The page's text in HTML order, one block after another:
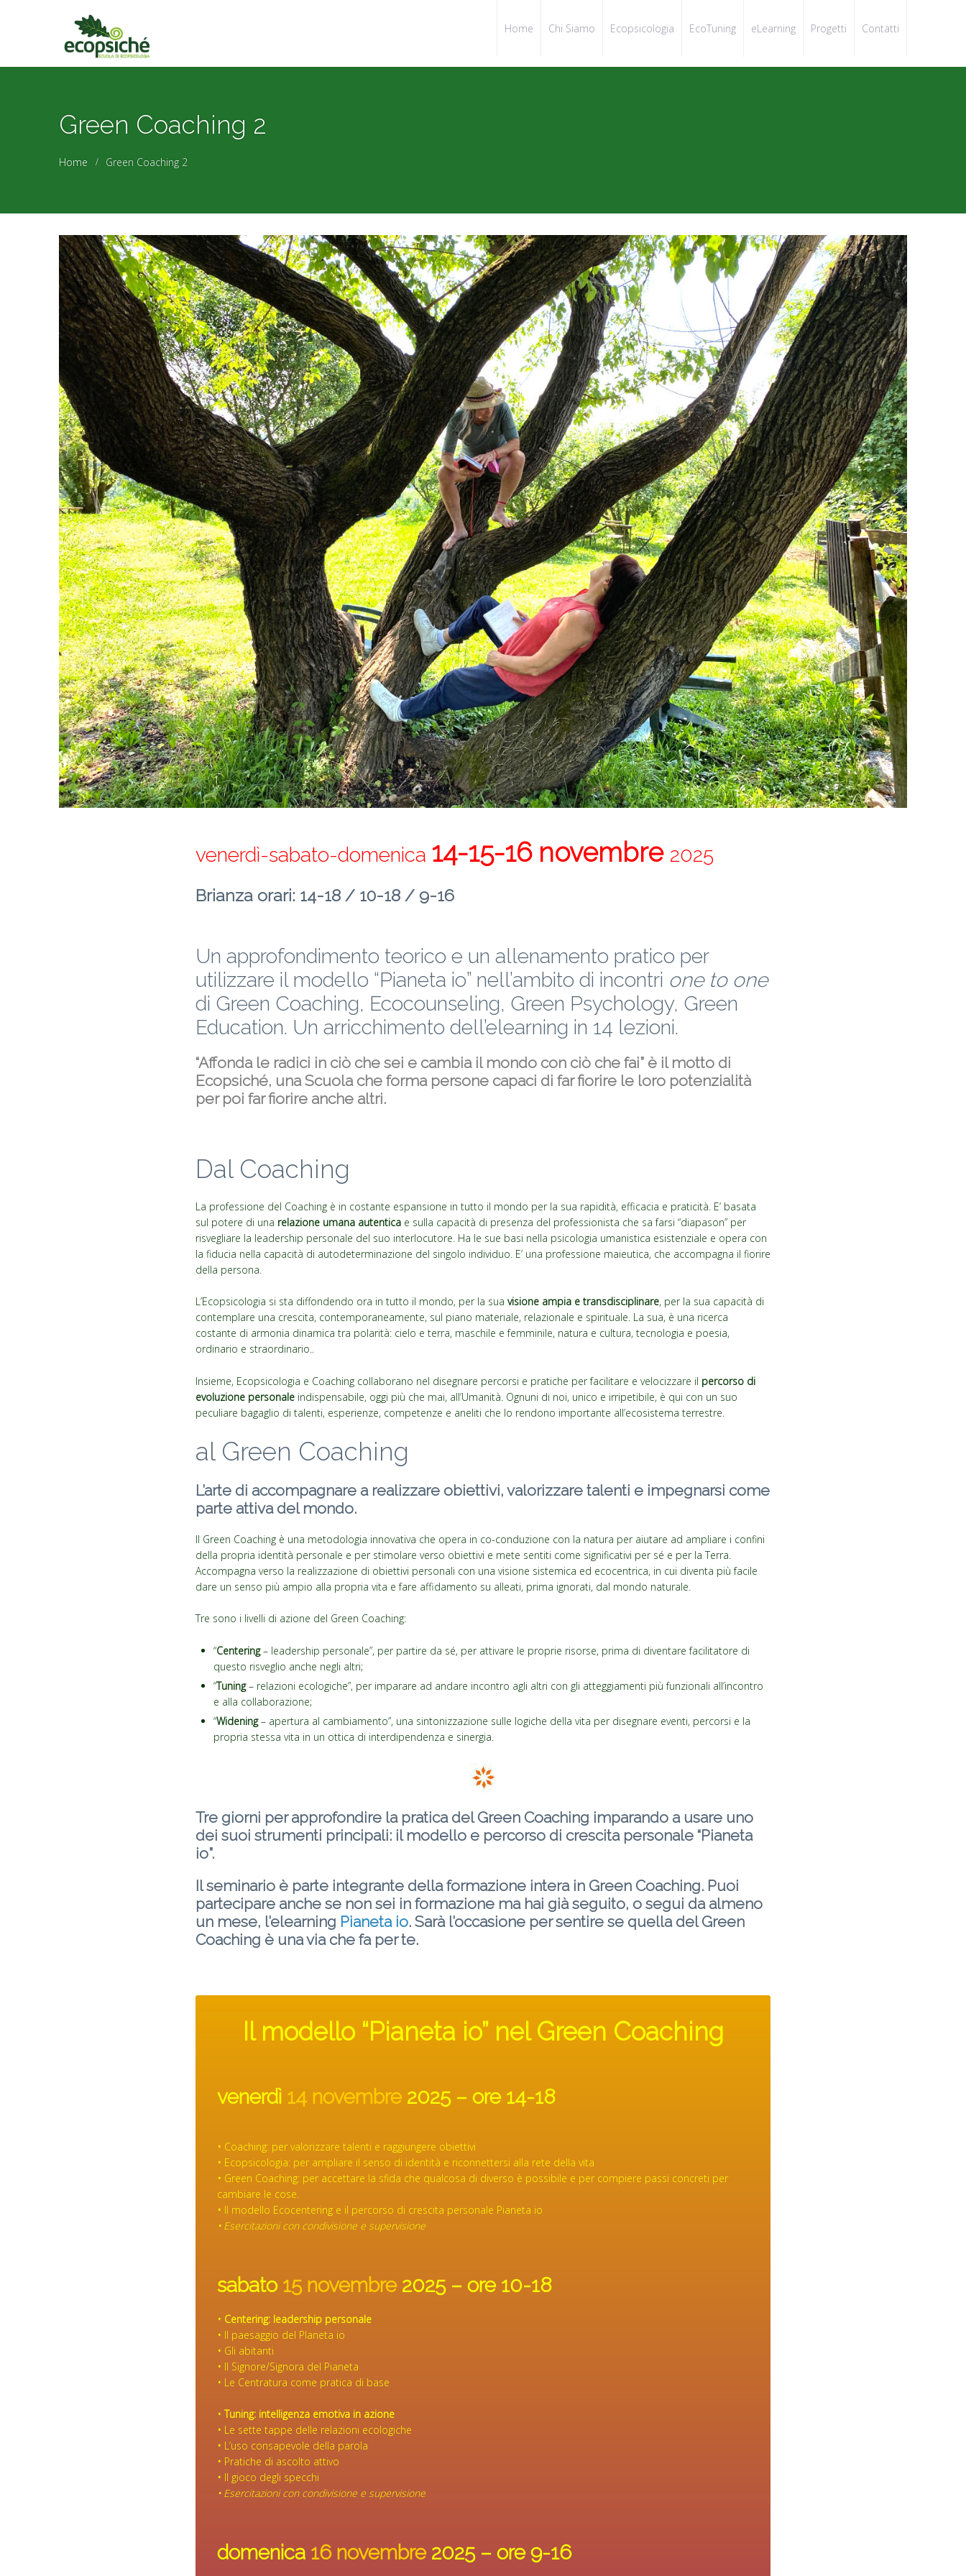
Home Chi Siamo Ecopsicologia EcoTuning eLearning Progetti Contatti
Green Coaching 2
Home Green Coaching 2
venerdì-sabato-domenica 14-15-16 novembre 2025
Brianza orari: 14-18 / 10-18 / 9-16
Un approfondimento teorico e un allenamento pratico per
utilizzare il modello “Pianeta io” nell’ambito di incontri one to one
di Green Coaching, Ecocounseling, Green Psychology, Green
Education. Un arricchimento dell’elearning in 14 lezioni.
“Affonda le radici in ciò che sei e cambia il mondo con ciò che fai” è il motto di
Ecopsiché, una Scuola che forma persone capaci di far fiorire le loro potenzialità
per poi far fiorire anche altri.
Dal Coaching
La professione del Coaching è in costante espansione in tutto il mondo per la sua rapidità, efficacia e praticità. E’ basata
sul potere di una relazione umana autentica e sulla capacità di presenza del professionista che sa farsi “diapason” per
risvegliare la leadership personale del suo interlocutore. Ha le sue basi nella psicologia umanistica esistenziale e opera con
la fiducia nella capacità di autodeterminazione del singolo individuo. E’ una professione maieutica, che accompagna il fiorire
della persona.
L’Ecopsicologia si sta diffondendo ora in tutto il mondo, per la sua visione ampia e transdisciplinare, per la sua capacità di
contemplare una crescita, contemporaneamente, sul piano materiale, relazionale e spirituale. La sua, è una ricerca
costante di armonia dinamica tra polarità: cielo e terra, maschile e femminile, natura e cultura, tecnologia e poesia,
ordinario e straordinario..
Insieme, Ecopsicologia e Coaching collaborano nel disegnare percorsi e pratiche per facilitare e velocizzare il percorso di
evoluzione personale indispensabile, oggi più che mai, all’Umanità. Ognuni di noi, unico e irripetibile, è qui con un suo
peculiare bagaglio di talenti, esperienze, competenze e aneliti che lo rendono importante all’ecosistema terrestre.
al Green Coaching
L’arte di accompagnare a realizzare obiettivi, valorizzare talenti e impegnarsi come
parte attiva del mondo.
Il Green Coaching è una metodologia innovativa che opera in co-conduzione con la natura per aiutare ad ampliare i confini
della propria identità personale e per stimolare verso obiettivi e mete sentiti come significativi per sé e per la Terra.
Accompagna verso la realizzazione di obiettivi personali con una visione sistemica ed ecocentrica, in cui diventa più facile
dare un senso più ampio alla propria vita e fare affidamento su alleati, prima ignorati, dal mondo naturale.
Tre sono i livelli di azione del Green Coaching:
“Centering– leadership personale”, per partire da sé, per attivare le proprie risorse, prima di diventare facilitatore di
questo risveglio anche negli altri;
“Tuning– relazioni ecologiche”, per imparare ad andare incontro agli altri con gli atteggiamenti più funzionali all’incontro
e alla collaborazione;
“Widening– apertura al cambiamento”, una sintonizzazione sulle logiche della vita per disegnare eventi, percorsi e la
propria stessa vita in un ottica di interdipendenza e sinergia.
Tre giorni per approfondire la pratica del Green Coaching imparando a usare uno
dei suoi strumenti principali: il modello e percorso di crescita personale “Pianeta
io”.
Il seminario è parte integrante della formazione intera in Green Coaching. Puoi
partecipare anche se non sei in formazione ma hai già seguito, o segui da almeno
un mese, l’elearning Pianeta io. Sarà l’occasione per sentire se quella del Green
Coaching è una via che fa per te.
Il modello “Pianeta io” nel Green Coaching
venerdì 14 novembre 2025 – ore 14-18
• Coaching: per valorizzare talenti e raggiungere obiettivi
• Ecopsicologia: per ampliare il senso di identità e riconnettersi alla rete della vita
• Green Coaching: per accettare la sfida che qualcosa di diverso è possibile e per compiere passi concreti per
cambiare le cose.
• Il modello Ecocentering e il percorso di crescita personale Pianeta io
• Esercitazioni con condivisione e supervisione
sabato 15 novembre 2025 – ore 10-18
• Centering: leadership personale
• Il paesaggio del PIaneta io
• Gli abitanti
• Il Signore/Signora del Pianeta
• Le Centratura come pratica di base
• Tuning: intelligenza emotiva in azione
• Le sette tappe delle relazioni ecologiche
• L’uso consapevole della parola
• Pratiche di ascolto attivo
• Il gioco degli specchi
• Esercitazioni con condivisione e supervisione
domenica 16 novembre2025 – ore 9-16